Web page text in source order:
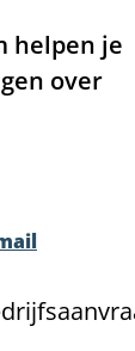
helpen je
over